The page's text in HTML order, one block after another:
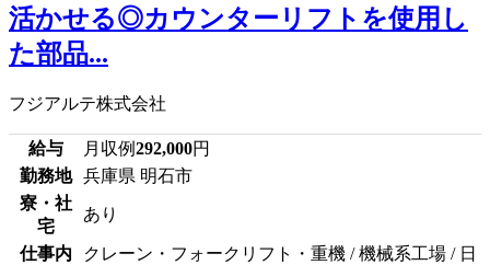
活かせる◎カウンターリフトを使用し
た部品...
フジアルテ株式会社
給与 月収例292,000円
勤務地
兵庫県 明石市
寮・社
宅
あり
仕事内
クレーン・フォークリフト・重機 / 機械系工場 / 日